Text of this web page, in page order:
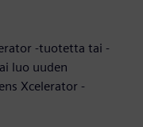
-tuotetta tai -
luo uuden
Xcelerator -